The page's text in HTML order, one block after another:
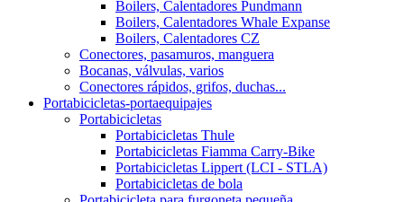
Boilers, Calentadores Pundmann
Boilers, Calentadores Whale Expanse
Boilers, Calentadores CZ
Conectores, pasamuros, manguera
Bocanas, válvulas, varios
Conectores rápidos, grifos, duchas...
Portabicicletas-portaequipajes
Portabicicletas
Portabicicletas Thule
Portabicicletas Fiamma Carry-Bike
Portabicicletas Lippert (LCI - STLA)
Portabicicletas de bola